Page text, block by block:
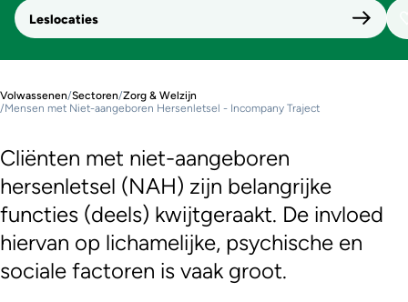
Leslocaties
Volwassenen/Sectoren/Zorg & Welzijn
/Mensen met Niet-aangeboren Hersenletsel - Incompany Traject
Cliënten met niet-aangeboren
hersenletsel (NAH) zijn belangrijke
functies (deels) kwijtgeraakt. De invloed
hiervan op lichamelijke, psychische en
sociale factoren is vaak groot.